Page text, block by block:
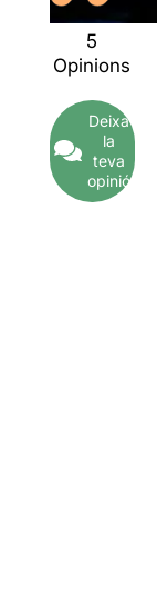
5
Opinions
Deixa
la
teva
opinió